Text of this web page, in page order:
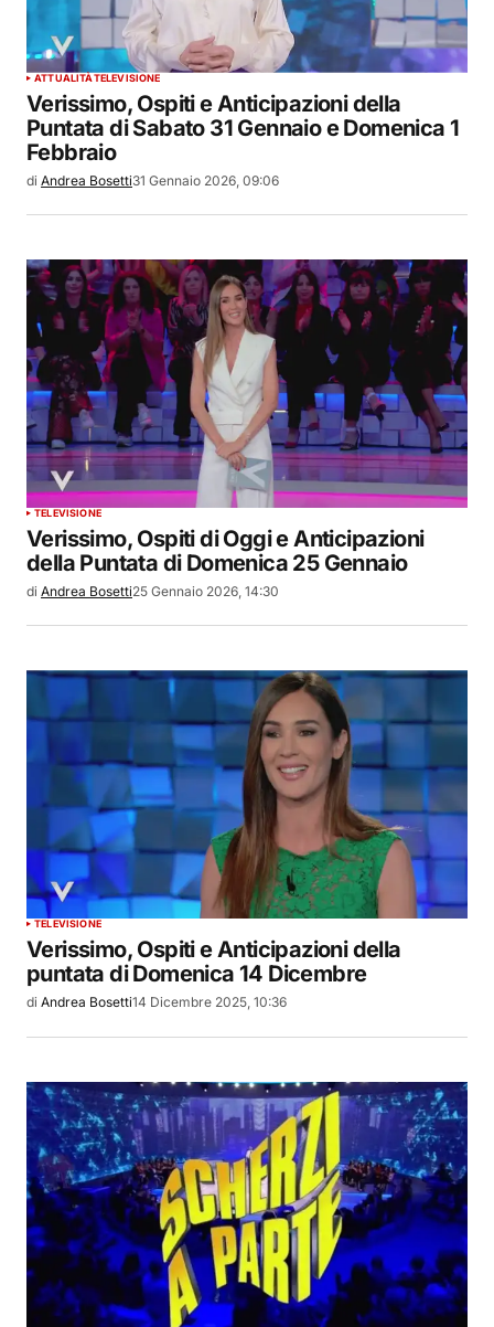
ATTUALITÀTELEVISIONE
Verissimo, Ospiti e Anticipazioni della
Puntata di Sabato 31 Gennaio e Domenica 1
Febbraio
di Andrea Bosetti31 Gennaio 2026, 09:06
TELEVISIONE
Verissimo, Ospiti di Oggi e Anticipazioni
della Puntata di Domenica 25 Gennaio
di Andrea Bosetti25 Gennaio 2026, 14:30
TELEVISIONE
Verissimo, Ospiti e Anticipazioni della
puntata di Domenica 14 Dicembre
di Andrea Bosetti14 Dicembre 2025, 10:36